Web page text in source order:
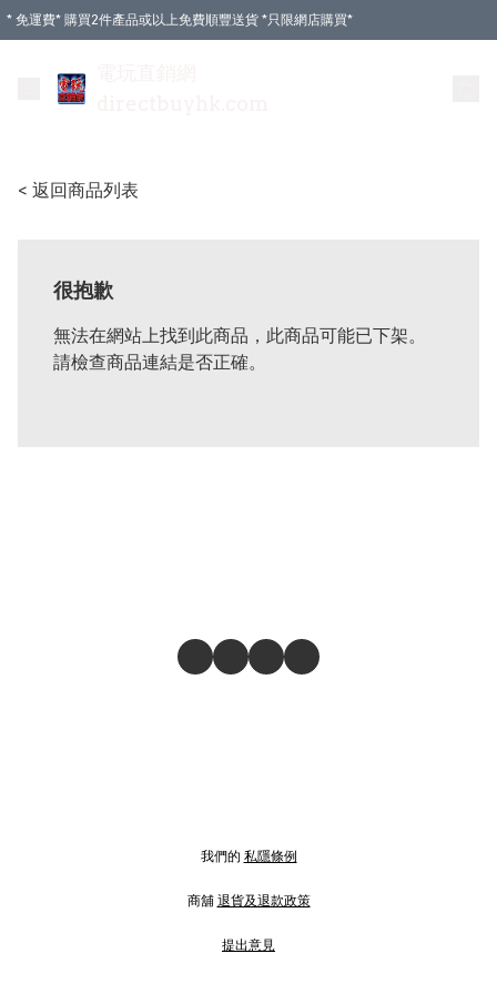
* 免運費* 購買2件產品或以上免費順豐送貨 *只限網店購買*
< 返回商品列表
很抱歉
無法在網站上找到此商品，此商品可能已下架。
請檢查商品連結是否正確。
我們的 私隱條例
商舖 退貨及退款政策
提出意見